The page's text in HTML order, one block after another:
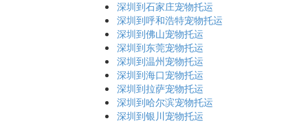
深圳到石家庄宠物托运
深圳到呼和浩特宠物托运
深圳到佛山宠物托运
深圳到东莞宠物托运
深圳到温州宠物托运
深圳到海口宠物托运
深圳到拉萨宠物托运
深圳到哈尔滨宠物托运
深圳到银川宠物托运